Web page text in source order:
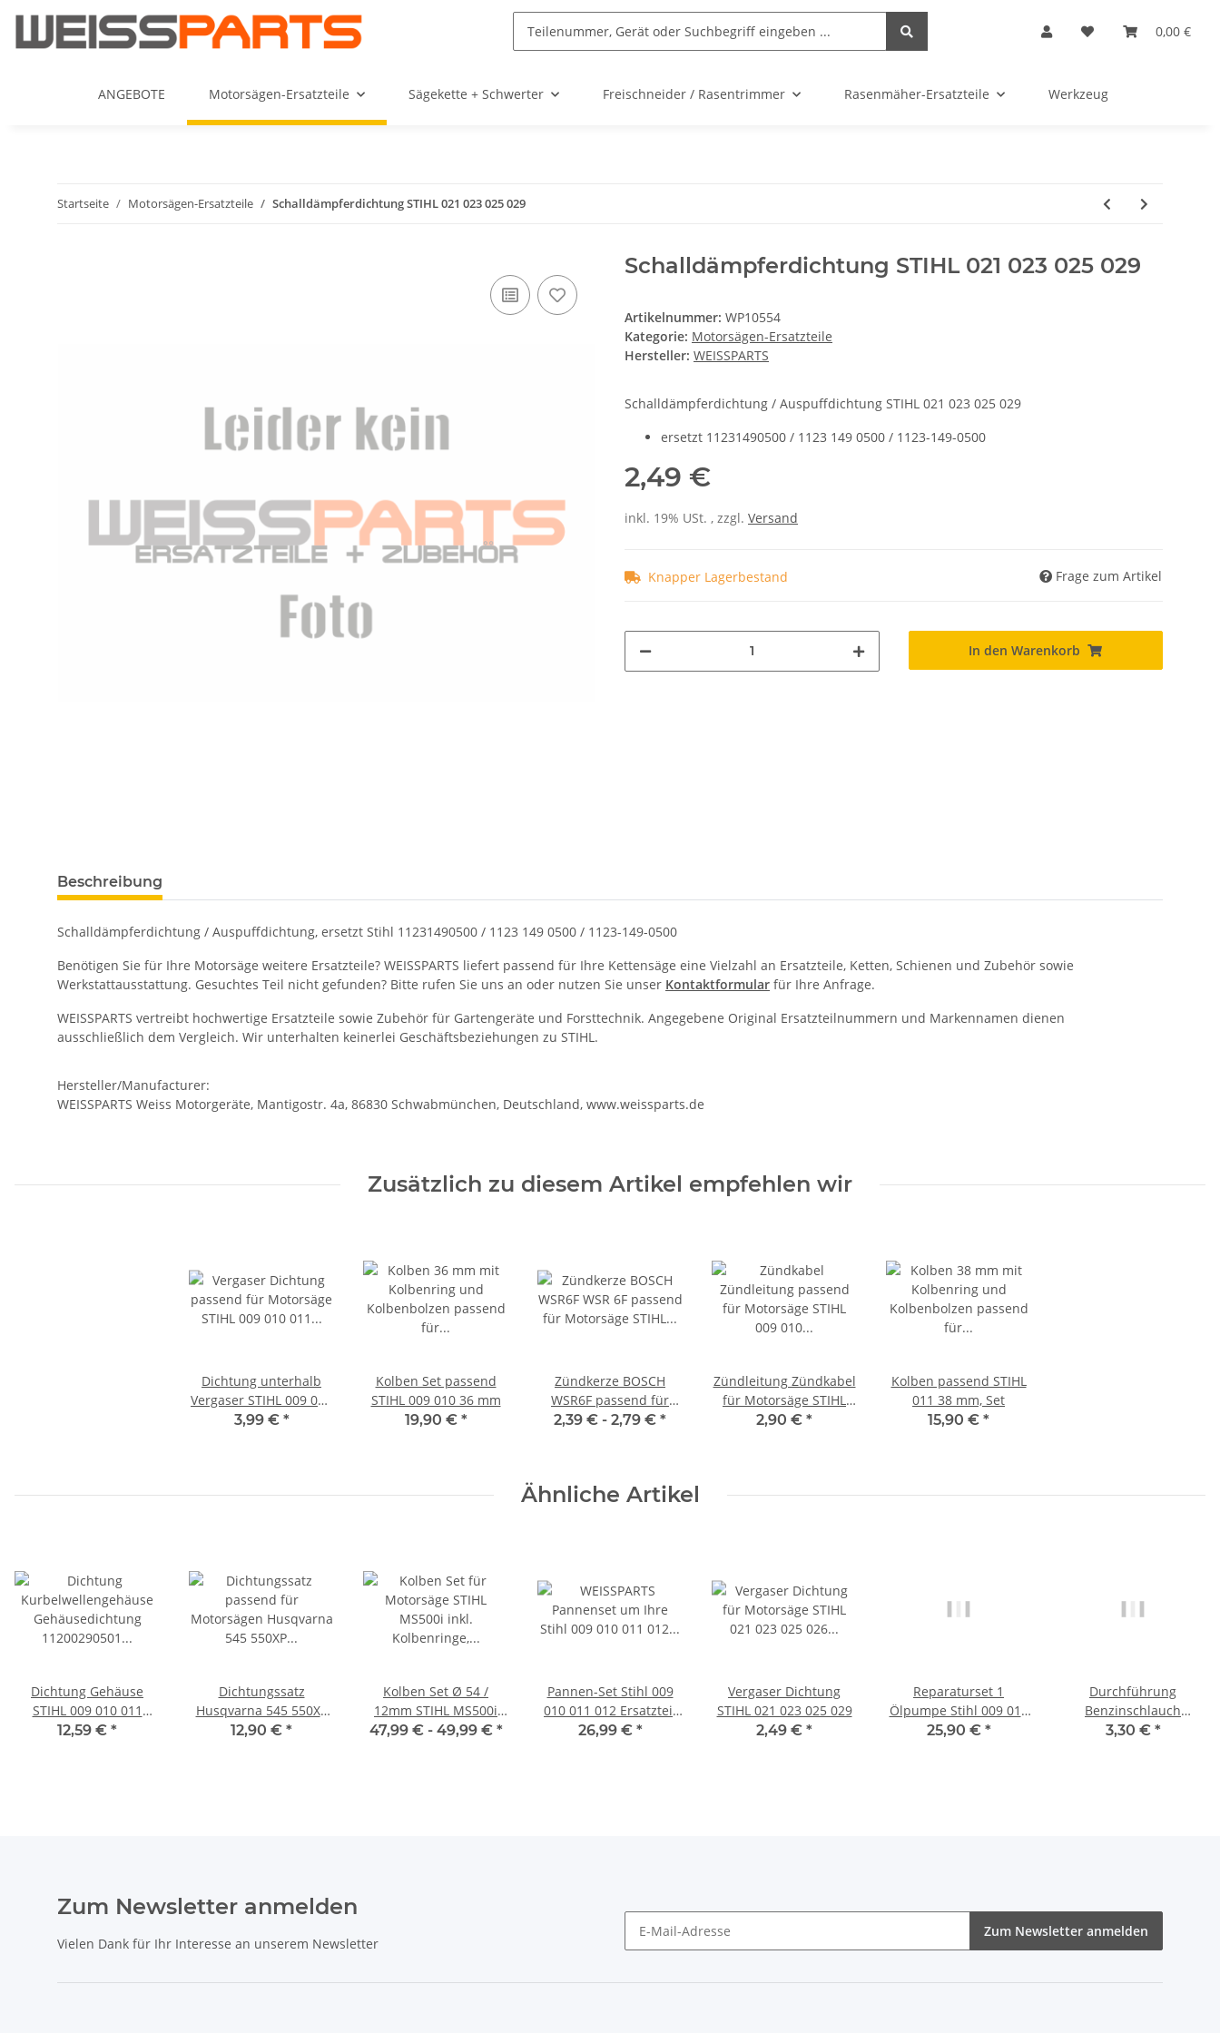
0,00 €
ANGEBOTE Motorsägen-Ersatzteile Sägekette + Schwerter Freischneider / Rasentrimmer Rasenmäher-Ersatzteile Werkzeug
Startseite Motorsägen-Ersatzteile Schalldämpferdichtung STIHL 021 023 025 029
Schalldämpferdichtung STIHL 021 023 025 029
Artikelnummer: WP10554
Kategorie: Motorsägen-Ersatzteile
Hersteller: WEISSPARTS
Schalldämpferdichtung / Auspuffdichtung STIHL 021 023 025 029
ersetzt 11231490500 / 1123 149 0500 / 1123-149-0500
2,49 €
inkl. 19% USt. , zzgl. Versand
Knapper Lagerbestand Frage zum Artikel
In den Warenkorb
Beschreibung
Schalldämpferdichtung / Auspuffdichtung, ersetzt Stihl 11231490500 / 1123 149 0500 / 1123-149-0500
Benötigen Sie für Ihre Motorsäge weitere Ersatzteile? WEISSPARTS liefert passend für Ihre Kettensäge eine Vielzahl an Ersatzteile, Ketten, Schienen und Zubehör sowie
Werkstattausstattung. Gesuchtes Teil nicht gefunden? Bitte rufen Sie uns an oder nutzen Sie unser Kontaktformular für Ihre Anfrage.
WEISSPARTS vertreibt hochwertige Ersatzteile sowie Zubehör für Gartengeräte und Forsttechnik. Angegebene Original Ersatzteilnummern und Markennamen dienen
ausschließlich dem Vergleich. Wir unterhalten keinerlei Geschäftsbeziehungen zu STIHL.
Hersteller/Manufacturer:
WEISSPARTS Weiss Motorgeräte, Mantigostr. 4a, 86830 Schwabmünchen, Deutschland, www.weissparts.de
Zusätzlich zu diesem Artikel empfehlen wir
Dichtung unterhalb
Vergaser STIHL 009 010
011 012 Motorsäge
3,99 € *
Kolben Set passend
STIHL 009 010 36 mm
19,90 € *
Zündkerze BOSCH
WSR6F passend für
Stihl Kettensäge
2,39 € - 2,79 € *
Zündleitung Zündkabel
für Motorsäge STIHL
009 010 011 012
2,90 € *
Kolben passend STIHL
011 38 mm, Set
15,90 € *
Ähnliche Artikel
Dichtung Gehäuse
STIHL 009 010 011
(ältere Bauart V1)
12,59 € *
Dichtungssatz
Husqvarna 545 550XP
550XPG
12,90 € *
Kolben Set Ø 54 /
12mm STIHL MS500i
METEOR PC285000
47,99 € - 49,99 € *
Pannen-Set Stihl 009
010 011 012 Ersatzteil
Kit
26,99 € *
Vergaser Dichtung
STIHL 021 023 025 029
2,49 € *
Reparaturset 1
Ölpumpe Stihl 009 010
011 012 Dichtung
25,90 € *
Durchführung
Benzinschlauch
Kraftststoffschlauch
3,30 € *
Zum Newsletter anmelden
Vielen Dank für Ihr Interesse an unserem Newsletter
Zum Newsletter anmelden